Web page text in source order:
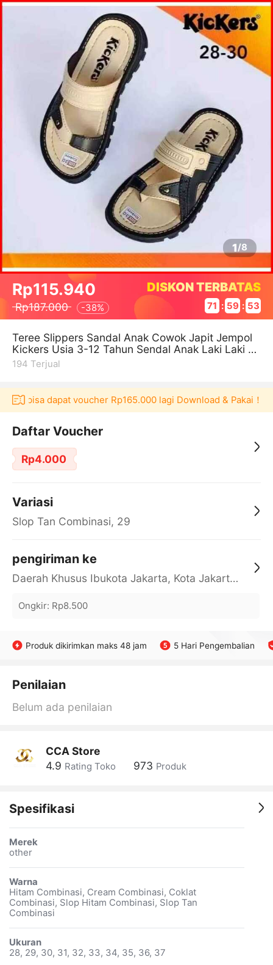
1/8
Rp115.940
Rp187.000 -38%
DISKON TERBATAS
71 : 59 : 52
Teree Slippers Sandal Anak Cowok Japit Jempol
Kickers Usia 3-12 Tahun Sendal Anak Laki Laki Fli
p Flopterbaru Kekinian An
194 Terjual
bisa dapat voucher Rp165.000 lagi Download & Pakai！
Daftar Voucher
Rp4.000
Variasi
Slop Tan Combinasi, 29
pengiriman ke
Daerah Khusus Ibukota Jakarta, Kota Jakarta Barat, Cengkareng, yy
Ongkir: Rp8.500
Produk dikirimkan maks 48 jam 5 Hari Pengembalian
Penilaian
Belum ada penilaian
CCA Store
4.9 Rating Toko 973 Produk
Spesifikasi
Merek
other
Warna
Hitam Combinasi, Cream Combinasi, Coklat
Combinasi, Slop Hitam Combinasi, Slop Tan
Combinasi
Ukuran
28, 29, 30, 31, 32, 33, 34, 35, 36, 37